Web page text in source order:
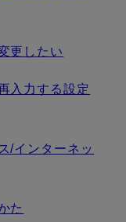
更したい
入力する設定
/インターネッ
た